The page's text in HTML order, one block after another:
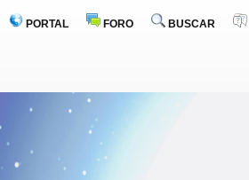
PORTAL FORO BUSCAR